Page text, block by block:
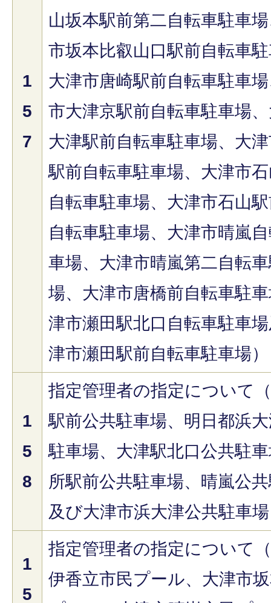
1
5
7
山坂本駅前第二自転車駐車
市坂本比叡山口駅前自転車
大津市唐崎駅前自転車駐車
市大津京駅前自転車駐車場
大津駅前自転車駐車場、大
駅前自転車駐車場、大津市
自転車駐車場、大津市石山
自転車駐車場、大津市晴嵐
車場、大津市晴嵐第二自転
場、大津市唐橋前自転車駐
津市瀬田駅北口自転車駐車
津市瀬田駅前自転車駐車場）
1
5
8
指定管理者の指定について
駅前公共駐車場、明日都浜
駐車場、大津駅北口公共駐
所駅前公共駐車場、晴嵐公
及び大津市浜大津公共駐車
1
5
指定管理者の指定について
伊香立市民プール、大津市